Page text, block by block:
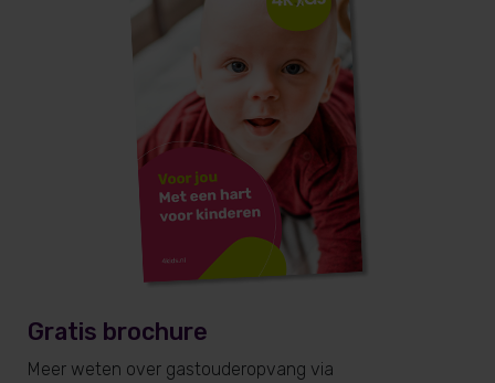
Gratis brochure
Meer weten over gastouderopvang via